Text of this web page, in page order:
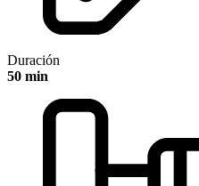
Duración
50 min